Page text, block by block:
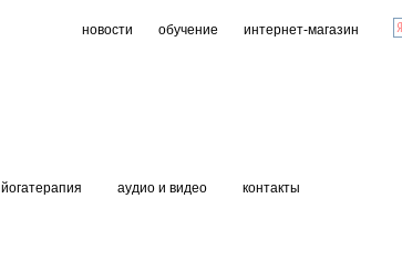
новости обучение интернет-магазин
йогатерапия аудио и видео контакты